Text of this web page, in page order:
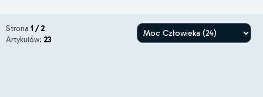
Strona 1 / 2
Artykułów: 23